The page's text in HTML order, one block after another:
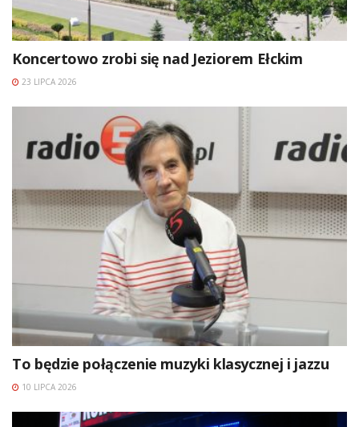
Koncertowo zrobi się nad Jeziorem Ełckim
23 LIPCA 2026
To będzie połączenie muzyki klasycznej i jazzu
10 LIPCA 2026